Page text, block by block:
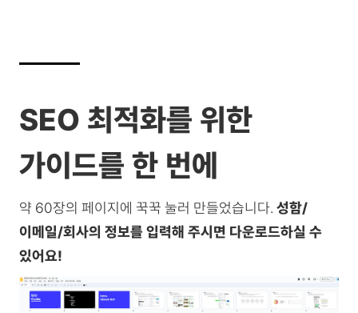
SEO 최적화를 위한
가이드를 한 번에
약 60장의 페이지에 꾹꾹 눌러 만들었습니다. 성함/
이메일/회사의 정보를 입력해 주시면 다운로드하실 수
있어요!